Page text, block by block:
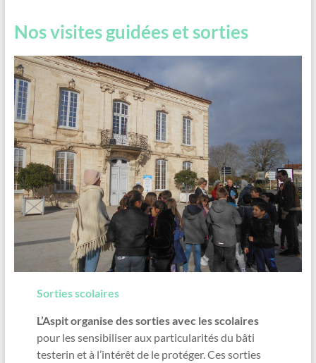
Nos visites guidées et sorties
Sorties scolaires
L’Aspit organise des sorties avec les scolaires
pour les sensibiliser aux particularités du bâti
testerin et à l’intérêt de le protéger. Ces sorties